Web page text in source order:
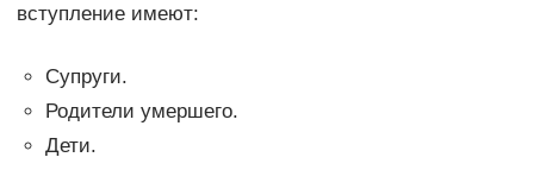
вступление имеют:
Супруги.
Родители умершего.
Дети.